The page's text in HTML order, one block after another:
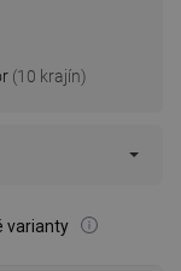
(10 krajín)
varianty